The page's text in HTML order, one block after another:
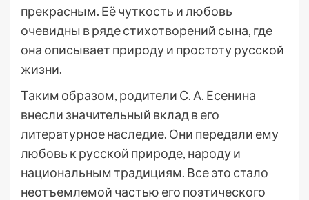
прекрасным. Её чуткость и любовь
очевидны в ряде стихотворений сына, где
она описывает природу и простоту русской
жизни.
Таким образом, родители С. А. Есенина
внесли значительный вклад в его
литературное наследие. Они передали ему
любовь к русской природе, народу и
национальным традициям. Все это стало
неотъемлемой частью его поэтического